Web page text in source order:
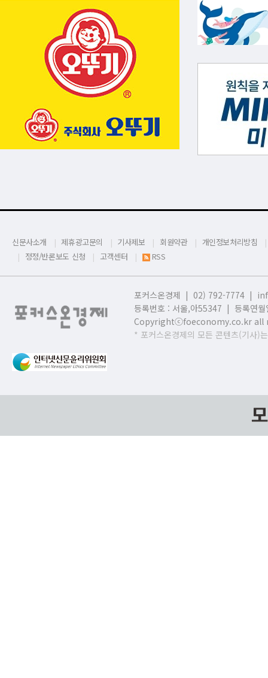
신문사소개 제휴광고문의 기사제보 회원약관
개인정보처리방침
정정/반론보도 신청
고객센터 RSS
포커스온경제 | 02) 792-7774 |
등록번호 : 서울,아55347 | 등록연
Copyrightⓒfoeconomy.co.kr all
* 포커스온경제의 모든 콘텐츠(기사)